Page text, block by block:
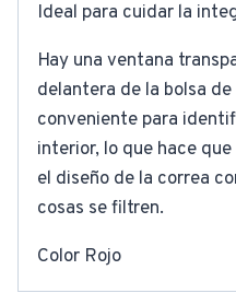
Ideal para cuidar la
Hay una ventana
delantera de la bolsa
conveniente para
interior, lo que hace
el diseño de la correa
cosas se filtren.
Color Rojo